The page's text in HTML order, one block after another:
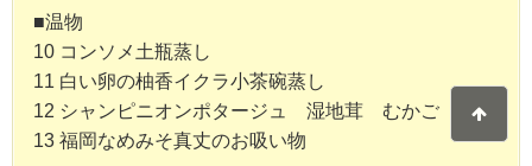
■温物
10 コンソメ土瓶蒸し
11 白い卵の柚香イクラ小茶碗蒸し
12 シャンピニオンポタージュ 湿地茸 むかご
13 福岡なめみそ真丈のお吸い物